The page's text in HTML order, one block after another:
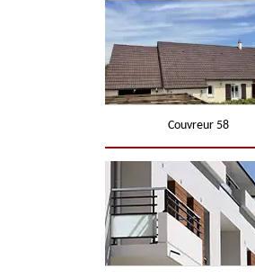
Couvreur 58